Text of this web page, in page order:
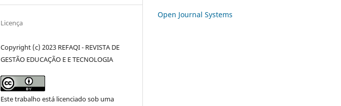
Licença
Copyright (c) 2023 REFAQI - REVISTA DE
GESTÃO EDUCAÇÃO E E TECNOLOGIA
Este trabalho está licenciado sob uma
Open Journal Systems